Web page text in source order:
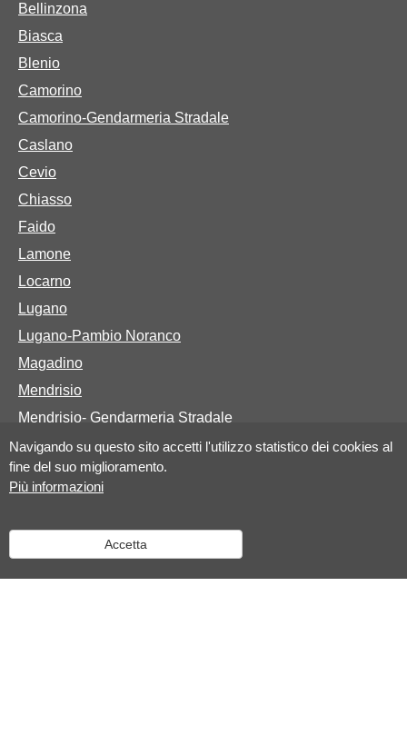
Navigando su questo sito accetti l'utilizzo statistico dei cookies al
fine del suo miglioramento.
Più informazioni
Accetta
Bellinzona
Biasca
Blenio
Camorino
Camorino-Gendarmeria Stradale
Caslano
Cevio
Chiasso
Faido
Lamone
Locarno
Lugano
Lugano-Pambio Noranco
Magadino
Mendrisio
Mendrisio- Gendarmeria Stradale
Basi legali
Legge sulla protezione dei dati personali elaborati dalla